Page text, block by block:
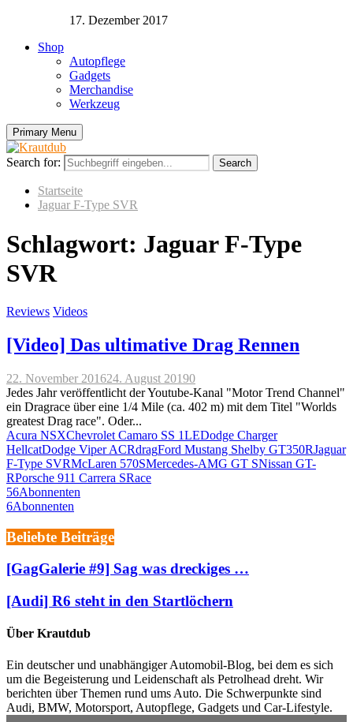
17. Dezember 2017
Shop
Autopflege
Gadgets
Merchandise
Werkzeug
Primary Menu
Search for: Search
Startseite
Jaguar F-Type SVR
Schlagwort: Jaguar F-Type
SVR
Reviews Videos
[Video] Das ultimative Drag Rennen
22. November 201624. August 20190
Jedes Jahr veröffentlicht der Youtube-Kanal "Motor Trend Channel"
ein Dragrace über eine 1/4 Mile (ca. 402 m) mit dem Titel "Worlds
greatest Drag race". Oder...
Acura NSXChevrolet Camaro SS 1LEDodge Charger
HellcatDodge Viper ACRdragFord Mustang Shelby GT350RJaguar
F-Type SVRMcLaren 570SMercedes-AMG GT SNissan GT-
RPorsche 911 Carrera SRace
56Abonnenten
6Abonnenten
Beliebte Beiträge
[GagGalerie #9] Sag was dreckiges …
[Audi] R6 steht in den Startlöchern
Über Krautdub
Ein deutscher und unabhängiger Automobil-Blog, bei dem es sich
um die Begeisterung und Leidenschaft als Petrolhead dreht. Wir
berichten über Themen rund ums Auto. Die Schwerpunkte sind
Audi, BMW, Motorsport, Autopflege, Gadgets und Car-Lifestyle.